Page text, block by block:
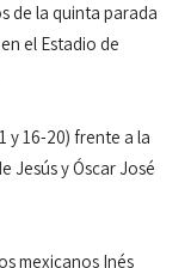
de la quinta parada
el Estadio de
y 16-20) frente a la
Jesús y Óscar José
mexicanos Inés